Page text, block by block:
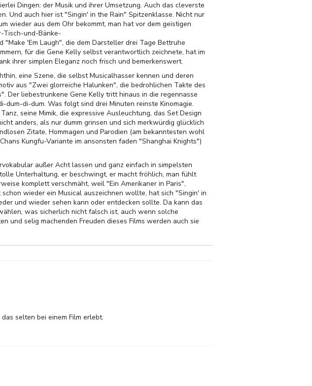
Dingen: der Musik und ihrer Umsetzung. Auch das cleverste
Und auch hier ist "Singin' in the Rain" Spitzenklasse. Nicht nur
wieder aus dem Ohr bekommt, man hat vor dem geistigen
Tisch-und-Bänke-
'Em Laugh", die dem Darsteller drei Tage Bettruhe
für die Gene Kelly selbst verantwortlich zeichnete, hat im
ihrer simplen Eleganz noch frisch und bemerkenswert.
eine Szene, die selbst Musicalhasser kennen und deren
aus "Zwei glorreiche Halunken", die bedrohlichen Takte des
Der liebestrunkene Gene Kelly tritt hinaus in die regennasse
di-dum. Was folgt sind drei Minuten reinste Kinomagie.
seine Mimik, die expressive Ausleuchtung, das Set Design
anders, als nur dumm grinsen und sich merkwürdig glücklich
Zitate, Hommagen und Parodien (am bekanntesten wohl
Kungfu-Variante im ansonsten faden "Shanghai Knights")
außer Acht lassen und ganz einfach in simpelsten
Unterhaltung, er beschwingt, er macht fröhlich, man fühlt
komplett verschmäht, weil "Ein Amerikaner in Paris",
wieder ein Musical auszeichnen wollte, hat sich "Singin' in
und wieder sehen kann oder entdecken sollte. Da kann das
was sicherlich nicht falsch ist, auch wenn solche
und selig machenden Freuden dieses Films werden auch sie
selten bei einem Film erlebt.